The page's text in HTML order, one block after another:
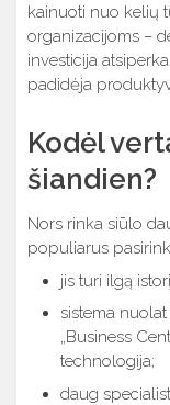
kainuoti nuo kelių
organizacijoms –
investicija
padidėja
Kodėl
šiandien?
Nors rinka siūlo
populiarus
jis turi ilgą
sistema
„Business
technologija;
daug